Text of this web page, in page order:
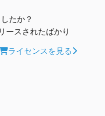
たか？
ースされたばかり
ライセンスを見る